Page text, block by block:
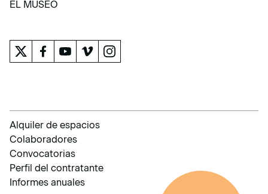
EL MUSEO
Alquiler de espacios
Colaboradores
Convocatorias
Perfil del contratante
Informes anuales